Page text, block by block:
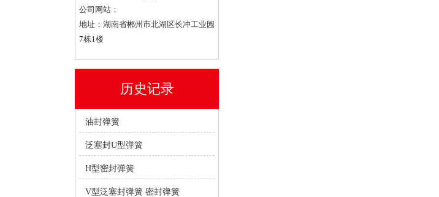
公司网站：
地址：湖南省郴州市北湖区长冲工业园
7栋1楼
历史记录
油封弹簧
泛塞封U型弹簧
H型密封弹簧
V型泛塞封弹簧 密封弹簧